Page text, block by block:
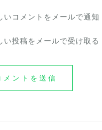
いコメントをメールで通知
い投稿をメールで受け取る